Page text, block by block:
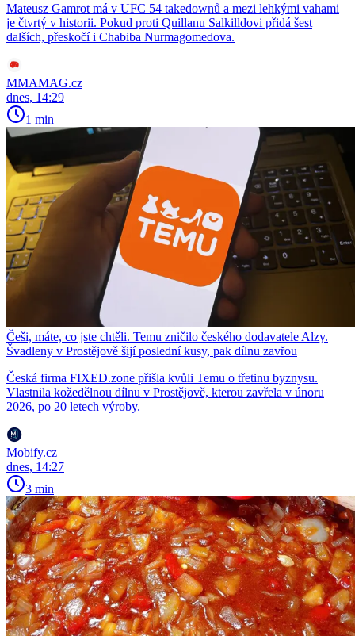
Mateusz Gamrot má v UFC 54 takedownů a mezi lehkými vahami
je čtvrtý v historii. Pokud proti Quillanu Salkilldovi přidá šest
dalších, přeskočí i Chabiba Nurmagomedova.
MMAMAG.cz
dnes, 14:29
1 min
Češi, máte, co jste chtěli. Temu zničilo českého dodavatele Alzy.
Švadleny v Prostějově šijí poslední kusy, pak dílnu zavřou
Česká firma FIXED.zone přišla kvůli Temu o třetinu byznysu.
Vlastnila kožedělnou dílnu v Prostějově, kterou zavřela v únoru
2026, po 20 letech výroby.
Mobify.cz
dnes, 14:27
3 min